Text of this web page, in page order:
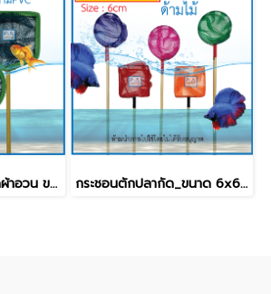
กระชอนตักปลา_ชนิดผ้าอวน ขอบหนัง / ด้ามPVC [9นิ้ว] กระชอนตักปลากัด_ขนาด 6x6 ซม.[กลม&เหลี่ยม]